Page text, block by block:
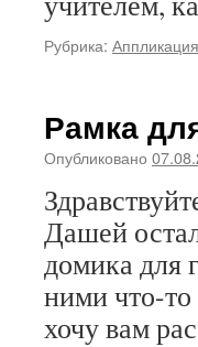
Рубрика: Аппликация
Рамка
Опубликовано
Дашей
домика для
ними что-
хочу вам